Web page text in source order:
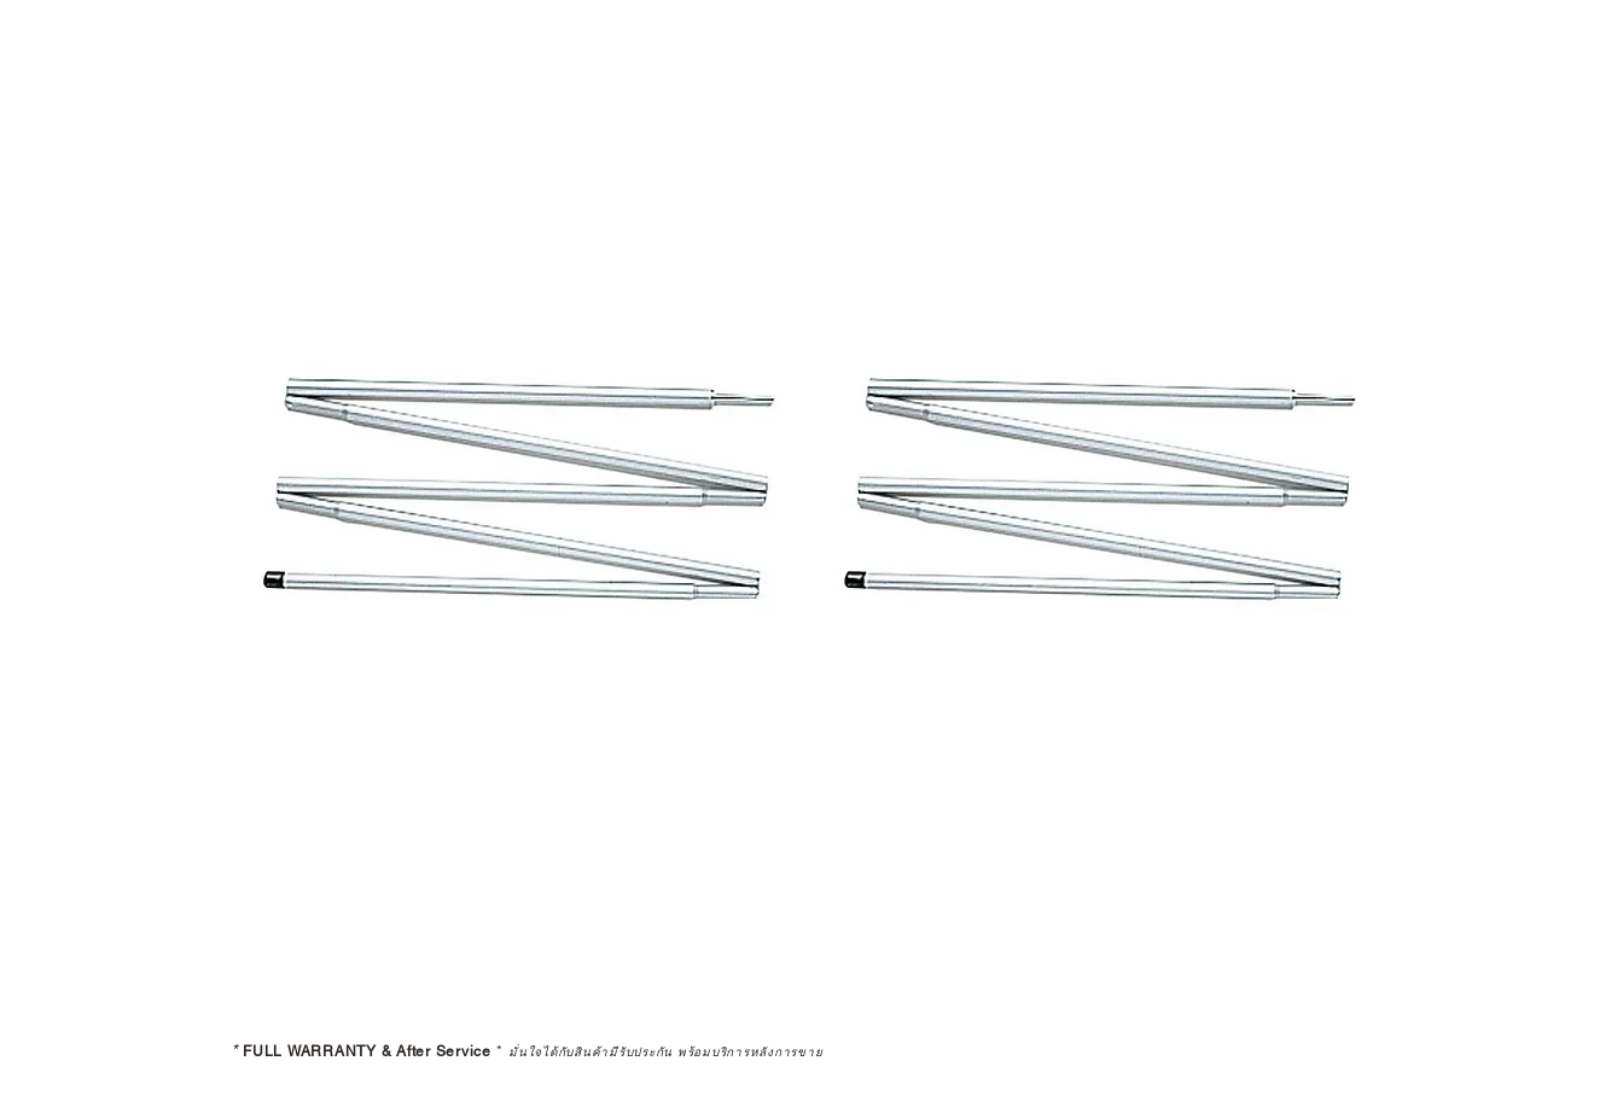
* FULL WARRANTY & After Service * มั่นใจได้กับสินค้ามีรับประกัน พร้อมบริการหลังการขาย